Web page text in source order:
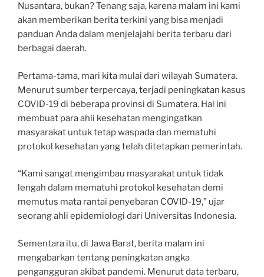
Nusantara, bukan? Tenang saja, karena malam ini kami
akan memberikan berita terkini yang bisa menjadi
panduan Anda dalam menjelajahi berita terbaru dari
berbagai daerah.
Pertama-tama, mari kita mulai dari wilayah Sumatera.
Menurut sumber terpercaya, terjadi peningkatan kasus
COVID-19 di beberapa provinsi di Sumatera. Hal ini
membuat para ahli kesehatan mengingatkan
masyarakat untuk tetap waspada dan mematuhi
protokol kesehatan yang telah ditetapkan pemerintah.
“Kami sangat mengimbau masyarakat untuk tidak
lengah dalam mematuhi protokol kesehatan demi
memutus mata rantai penyebaran COVID-19,” ujar
seorang ahli epidemiologi dari Universitas Indonesia.
Sementara itu, di Jawa Barat, berita malam ini
mengabarkan tentang peningkatan angka
pengangguran akibat pandemi. Menurut data terbaru,